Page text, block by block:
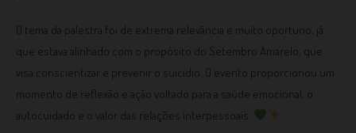
O tema da palestra foi de extrema relevância e muito oportuno, já
que estava alinhado com o propósito do Setembro Amarelo, que
visa conscientizar e prevenir o suicídio. O evento proporcionou um
momento de reflexão e ação voltado para a saúde emocional, o
autocuidado e o valor das relações interpessoais.